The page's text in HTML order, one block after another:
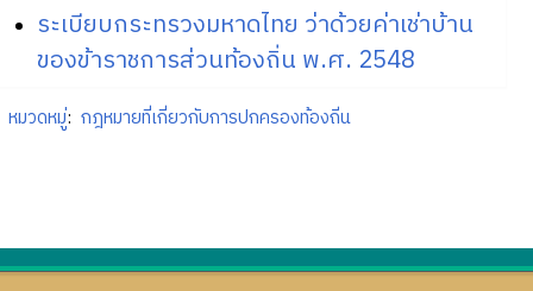
ระเบียบกระทรวงมหาดไทย ว่าด้วยค่าเช่าบ้าน
ของข้าราชการส่วนท้องถิ่น พ.ศ. 2548
หมวดหมู่: กฎหมายที่เกี่ยวกับการปกครองท้องถิ่น